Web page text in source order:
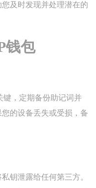
及时发现并处理潜在的
钱包
键，定期备份助记词并
的设备丢失或受损，备
钥泄露给任何第三方。